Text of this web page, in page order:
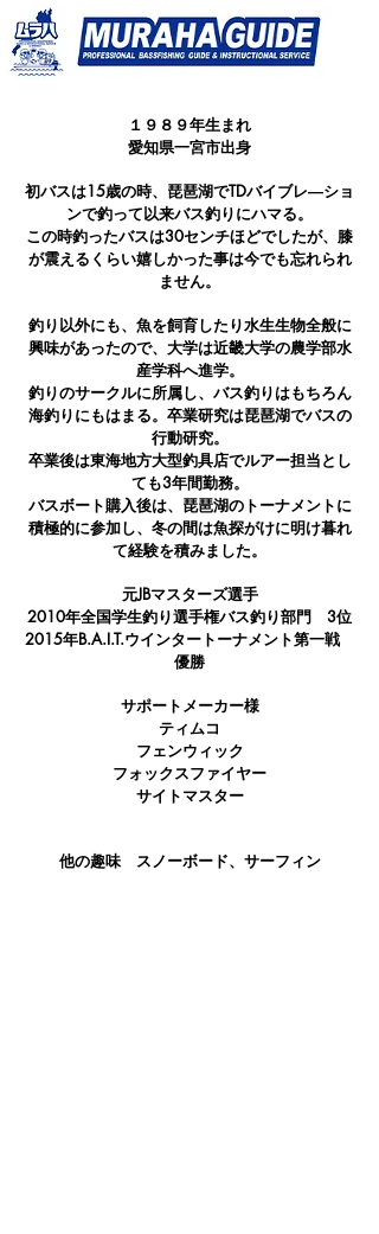
​１９８９年生まれ
愛知県一宮市出身
初バスは15歳の時、琵琶湖でTDバイブレ―ショ
ンで釣って以来バス釣りにハマる。
この時釣ったバスは30センチほどでしたが、膝
が震えるくらい嬉しかった事は今でも忘れられ
ません。
釣り以外にも、魚を飼育したり水生生物全般に
興味があったので、大学は近畿大学の農学部水
産学科へ進学。
釣りのサークルに所属し、バス釣りはもちろん
海釣りにもはまる。卒業研究は琵琶湖でバスの
行動研究。
卒業後は東海地方大型釣具店でルアー担当とし
ても3年間勤務。
バスボート購入後は、琵琶湖のトーナメントに
積極的に参加し、冬の間は魚探がけに明け暮れ
て経験を積みました。
元​JBマスターズ選手
2010年全国学生釣り選手権バス釣り部門 3位
2015年B.A.I.T.ウインタートーナメント第一戦
優勝
サポートメーカー様
ティムコ
フェンウィック
フォックスファイヤー
​サイトマスター
​他の趣味 スノーボード、サーフィン